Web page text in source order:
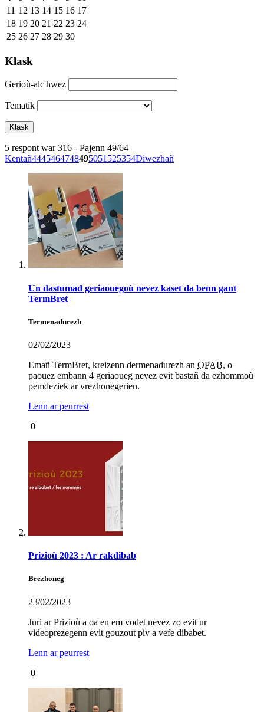
11 12 13 14 15 16 17
18 19 20 21 22 23 24
25 26 27 28 29 30
Klask
Gerioù-alc'hwez
Tematik
5 respont war 316 - Pajenn 49/64
Kentañ4445464748495051 525354Diwezhañ
Un dastumad geriaouegoù nevez kaset da benn gant
TermBret
Termenadurezh
02/02/2023
Emañ TermBret, kreizenn dermenadurezh an OPAB, o
paouez embann 4 geriaoueg nevez evit bastañ da ezhommoù
pemdeziek ar vrezhonegerien.
Lenn ar peurrest
0
Prizioù 2023 : Ar rakdibab
Brezhoneg
23/02/2023
Juri ar Prizioù a oa en em vodet nevez zo evit ur
videoprezegenn evit gouzout piv a vefe dibabet.
Lenn ar peurrest
0